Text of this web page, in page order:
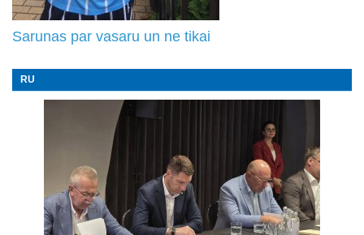
Sarunas par vasaru un ne tikai
RU